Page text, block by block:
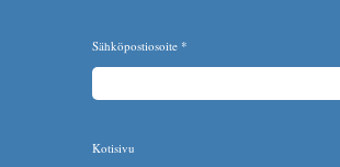
Sähköpostiosoite *
Kotisivu